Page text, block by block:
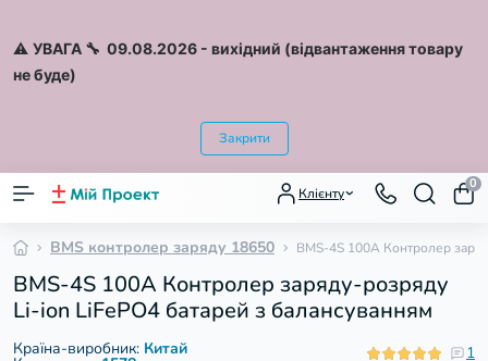
⚠️ УВАГА 🔧 09.08.2026 - вихідний (відвантаження товару
не буде)
Закрити
Клієнту
0
BMS контролер заряду 18650 BMS-4S 100A Контролер
BMS-4S 100A Контролер заряду-розряду
Li-ion LiFePO4 батарей з балансуванням
Країна-виробник: Китай 1